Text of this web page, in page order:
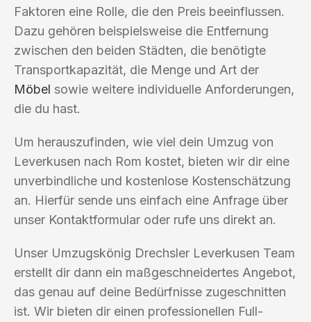
Faktoren eine Rolle, die den Preis beeinflussen.
Dazu gehören beispielsweise die Entfernung
zwischen den beiden Städten, die benötigte
Transportkapazität, die Menge und Art der
Möbel sowie weitere individuelle Anforderungen,
die du hast.
Um herauszufinden, wie viel dein Umzug von
Leverkusen nach Rom kostet, bieten wir dir eine
unverbindliche und kostenlose Kostenschätzung
an. Hierfür sende uns einfach eine Anfrage über
unser Kontaktformular oder rufe uns direkt an.
Unser Umzugskönig Drechsler Leverkusen Team
erstellt dir dann ein maßgeschneidertes Angebot,
das genau auf deine Bedürfnisse zugeschnitten
ist. Wir bieten dir einen professionellen Full-